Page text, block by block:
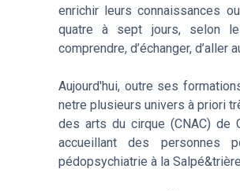
enrichir leurs connaissances
quatre à sept jours, selon
comprendre, d’échanger, d’aller
Aujourd'hui, outre ses
netre plusieurs univers à priori
des arts du cirque (CNAC) de
accueillant des personnes
pédopsychiatrie à la